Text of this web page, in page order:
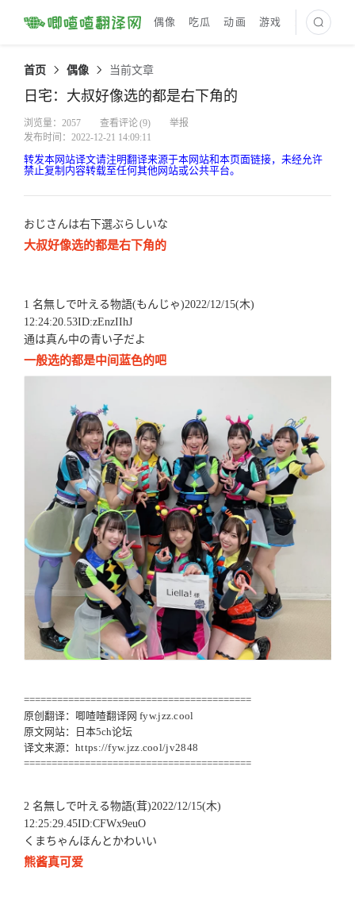
偶像 吃瓜 动画 游戏 最新译文
首页 偶像 当前文章
日宅：大叔好像选的都是右下角的
浏览量：2057 查看评论(9)
举报
发布时间：2022-12-21 14:09:11
转发本网站译文请注明翻译来源于本网站和本页面链接，未经允许
禁止复制内容转载至任何其他网站或公共平台。
おじさんは右下選ぶらしいな
大叔好像选的都是右下角的
1 名無しで叶える物語(もんじゃ)2022/12/15(木)
12:24:20.53ID:zEnzIIhJ
通は真ん中の青い子だよ
一般选的都是中间蓝色的吧
=========================================
原创翻译：唧喳喳翻译网 fyw.jzz.cool
原文网站：日本5ch论坛
译文来源： https://fyw.jzz.cool/jv2848
=========================================
2 名無しで叶える物語(茸)2022/12/15(木)
12:25:29.45ID:CFWx9euO
くまちゃんほんとかわいい
熊酱真可爱